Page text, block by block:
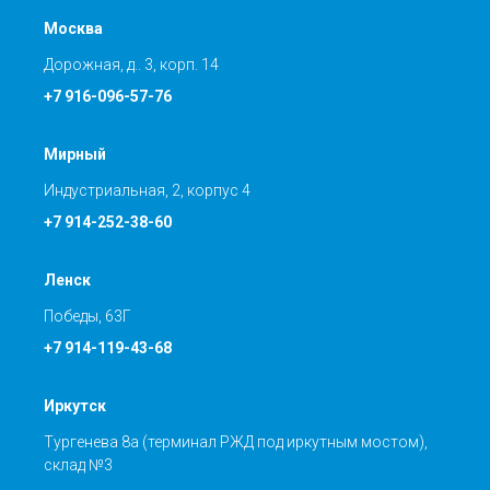
Москва
Дорожная, д.. 3, корп. 14
+7 916-096-57-76
Мирный
Индустриальная, 2, корпус 4
+7 914-252-38-60
Ленск
Победы, 63Г
+7 914-119-43-68
Иркутск
Тургенева 8а (терминал РЖД под иркутным мостом),
склад №3